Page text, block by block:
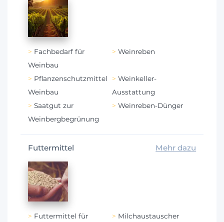
Fachbedarf für
Weinbau
Weinreben
Pflanzenschutzmittel
Weinbau
Weinkeller-
Ausstattung
Saatgut zur
Weinbergbegrünung
Weinreben-Dünger
Futtermittel Mehr dazu
Futtermittel für
Milchaustauscher